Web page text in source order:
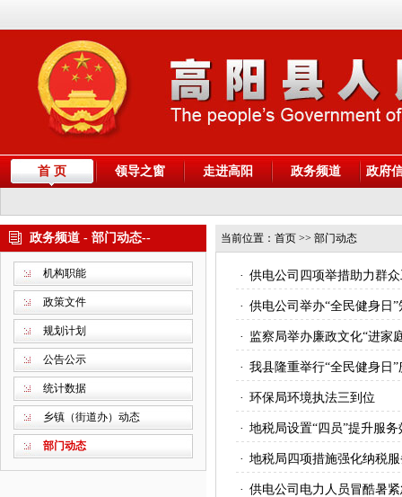
首 页 领导之窗 走进高阳 政务频道 政府
政务频道 - 部门动态--
机构职能
政策文件
规划计划
公告公示
统计数据
乡镇（街道办）动态
部门动态
当前位置： 首页 >> 部门动态
· 供电公司四项举措助力群
· 供电公司举办“全民健身日
· 监察局举办廉政文化“进家
· 我县隆重举行“全民健身日
· 环保局环境执法三到位
· 地税局设置“四员”提升服务
· 地税局四项措施强化纳税
· 供电公司电力人员冒酷暑